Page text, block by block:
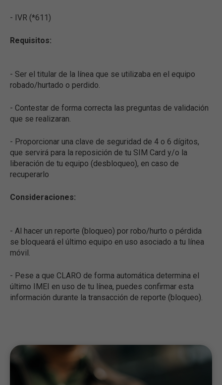
- IVR (*611)
Requisitos:
- Ser el titular de la línea que se utilizaba en el equipo
robado/hurtado o perdido.
- Contestar de forma correcta las preguntas de validación
que se realizaran.
- Proporcionar una clave de seguridad de 4 o 6 dígitos,
que servirá para la reposición de tu SIM Card y/o la
liberación de tu equipo (desbloqueo), en caso de
recuperarlo
Consideraciones:
- Al hacer un reporte (bloqueo) por robo/hurto o pérdida
se bloqueará el último equipo en uso asociado a tu línea
móvil.
- Pese a que CLARO de forma automática determina el
último IMEI en uso de tu línea, puedes confirmar esta
información durante la transacción de reporte (bloqueo).